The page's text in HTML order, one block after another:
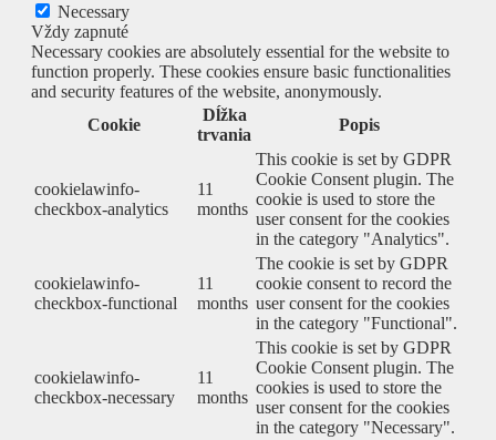
Necessary
Vždy zapnuté
Necessary cookies are absolutely essential for the website to
function properly. These cookies ensure basic functionalities
and security features of the website, anonymously.
Cookie
Dĺžka
trvania
Popis
cookielawinfo-
checkbox-analytics
11
months
This cookie is set by GDPR
Cookie Consent plugin. The
cookie is used to store the
user consent for the cookies
in the category "Analytics".
cookielawinfo-
checkbox-functional
11
months
The cookie is set by GDPR
cookie consent to record the
user consent for the cookies
in the category "Functional".
cookielawinfo-
checkbox-necessary
11
months
This cookie is set by GDPR
Cookie Consent plugin. The
cookies is used to store the
user consent for the cookies
in the category "Necessary".